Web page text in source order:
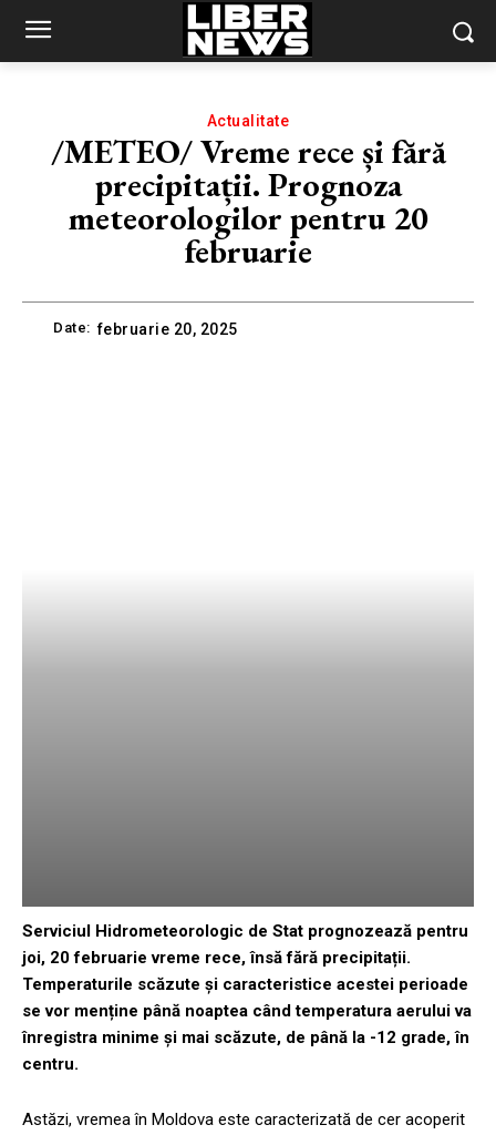
Actualitate
/METEO/ Vreme rece și fără
precipitații. Prognoza
meteorologilor pentru 20
februarie
Date: februarie 20, 2025
Serviciul Hidrometeorologic de Stat prognozează pentru
joi, 20 februarie vreme rece, însă fără precipitații.
Temperaturile scăzute și caracteristice acestei perioade
se vor menține până noaptea când temperatura aerului va
înregistra minime și mai scăzute, de până la -12 grade, în
centru.
Astăzi, vremea în Moldova este caracterizată de cer acoperit